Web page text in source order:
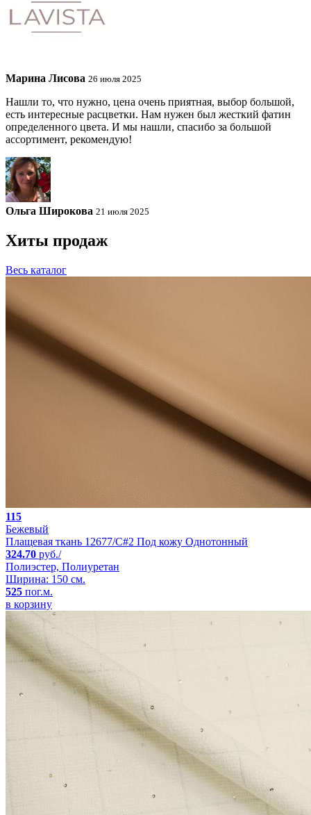
Марина Лисова 26 июля 2025
Нашли то, что нужно, цена очень приятная, выбор большой,
есть интересные расцветки. Нам нужен был жесткий фатин
определенного цвета. И мы нашли, спасибо за большой
ассортимент, рекомендую!
Ольга Широкова 21 июля 2025
Хиты продаж
Весь каталог
115
Бежевый
Плащевая ткань 12677/C#2 Под кожу Однотонный
324.70 руб./
Полиэстер, Полиуретан
Ширина: 150 см.
525 пог.м.
в корзину